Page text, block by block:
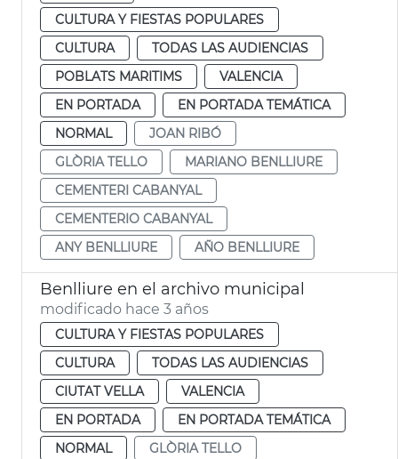
CULTURA Y FIESTAS POPULARES
CULTURA
TODAS LAS AUDIENCIAS
POBLATS MARITIMS
VALENCIA
EN PORTADA
EN PORTADA TEMÁTICA
NORMAL
JOAN RIBÓ
GLÒRIA TELLO
MARIANO BENLLIURE
CEMENTERI CABANYAL
CEMENTERIO CABANYAL
ANY BENLLIURE
AÑO BENLLIURE
Benlliure en el archivo municipal
modificado hace 3 años
CULTURA Y FIESTAS POPULARES
CULTURA
TODAS LAS AUDIENCIAS
CIUTAT VELLA
VALENCIA
EN PORTADA
EN PORTADA TEMÁTICA
NORMAL
GLÒRIA TELLO